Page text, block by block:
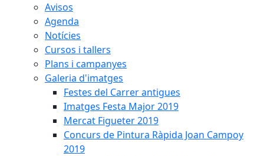
Avisos
Agenda
Notícies
Cursos i tallers
Plans i campanyes
Galeria d'imatges
Festes del Carrer antigues
Imatges Festa Major 2019
Mercat Figueter 2019
Concurs de Pintura Ràpida Joan Campoy
2019